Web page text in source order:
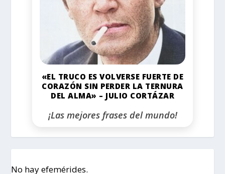
«EL TRUCO ES VOLVERSE FUERTE DE
CORAZÓN SIN PERDER LA TERNURA
DEL ALMA» – JULIO CORTÁZAR
¡Las mejores frases del mundo!
No hay efemérides.